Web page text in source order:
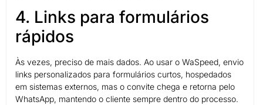
4. Links para formulários
rápidos
Às vezes, preciso de mais dados. Ao usar o WaSpeed, envio
links personalizados para formulários curtos, hospedados
em sistemas externos, mas o convite chega e retorna pelo
WhatsApp, mantendo o cliente sempre dentro do processo.